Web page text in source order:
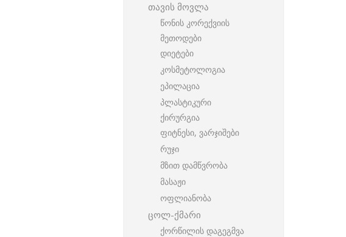
თავის მოვლა
წონის კორექვიის
მეთოდები
დიეტები
კოსმეტოლოგია
ეპილაცია
პლასტიკური
ქირურგია
ფიტნესი, ვარჯიშები
რუჯი
მზით დამწვრობა
მასაჟი
ოფლიანობა
ცოლ-ქმარი
ქორწილის დაგეგმვა